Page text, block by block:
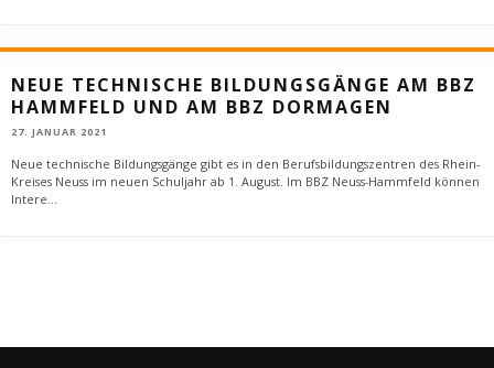
NEUE TECHNISCHE BILDUNGSGÄNGE AM BBZ
HAMMFELD UND AM BBZ DORMAGEN
27. JANUAR 2021
Neue technische Bildungsgänge gibt es in den Berufsbildungszentren des Rhein-
Kreises Neuss im neuen Schuljahr ab 1. August. Im BBZ Neuss-Hammfeld können
Intere...